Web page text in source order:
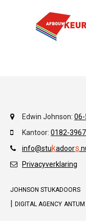
Edwin Johnson:
Kantoor: 0182-
info@stukadoors
Privacyverklaring
JOHNSON STUKADOORS
| DIGITAL AGENCY ANTUM